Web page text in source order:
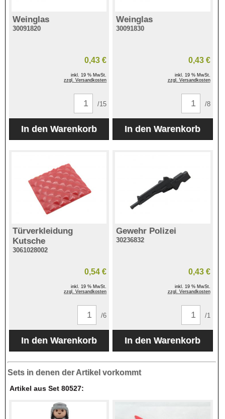
Weinglas
30091820
0,43 €
inkl. 19 % MwSt.
zzgl. Versandkosten
/15
Weinglas
30091830
0,43 €
inkl. 19 % MwSt.
zzgl. Versandkosten
/8
Türverkleidung
Kutsche
3061028002
0,54 €
inkl. 19 % MwSt.
zzgl. Versandkosten
/6
Gewehr Polizei
30236832
0,43 €
inkl. 19 % MwSt.
zzgl. Versandkosten
/1
Sets in denen der Artikel vorkommt
Artikel aus Set 80527: